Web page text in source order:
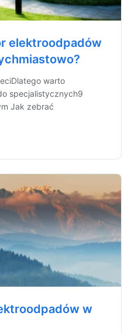
elektroodpadów
warto
specjalistycznych9
Jak zebrać
w